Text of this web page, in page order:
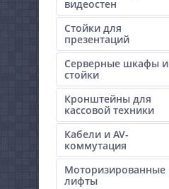
видеостен
Стойки для
презентаций
Серверные шкафы и
стойки
Кронштейны для
кассовой техники
Кабели и AV-
коммутация
Моторизированные
лифты